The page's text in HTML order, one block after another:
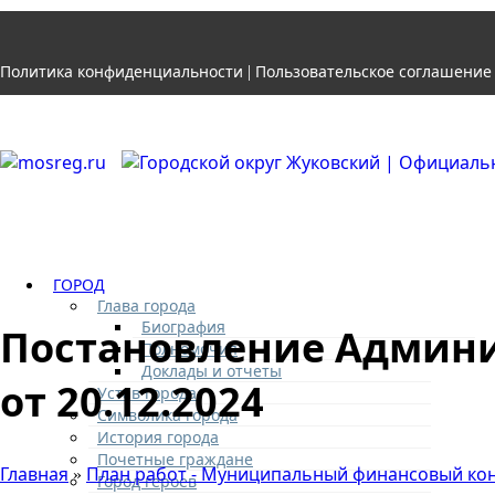
Политика конфиденциальности | Пользовательское соглашение
ГОРОД
Глава города
Биография
Полномочия
Доклады и отчеты
Устав города
Символика города
История города
Почетные граждане
Город героев
Постановление
от 20.12.2024
Главная » План работ - Муниципальный финансовый